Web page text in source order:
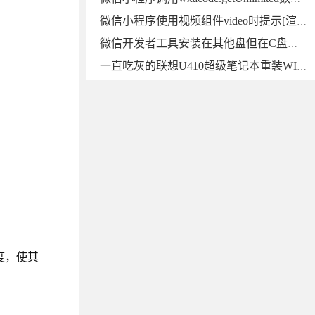
，使其
微信小程序使用视频组件video时提示[渲染层网络层错误] Failed to load media错误的解决方法
微信开发者工具安装在其他盘但在C盘下User Data占用空间超大，能删掉吗？用mklink提示当文件已存在时，无法创建该文件
一直吃灰的联想U410超级笔记本重装WIN10系统，升级一下硬件继续战斗